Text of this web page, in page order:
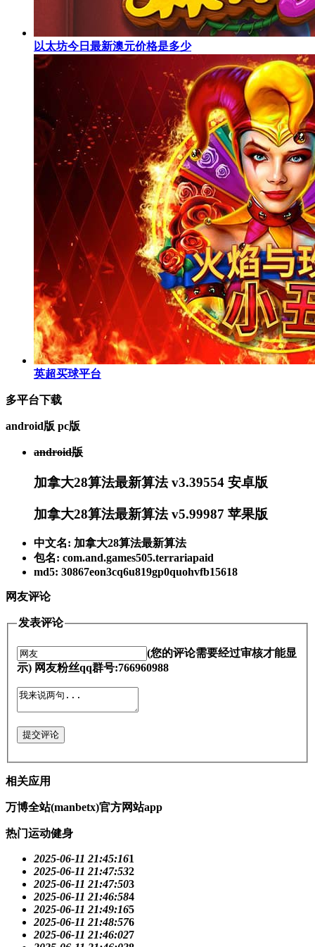
以太坊今日最新澳元价格是多少
英超买球平台
多平台下载
android版 pc版
android版
加拿大28算法最新算法 v3.39554 安卓版
加拿大28算法最新算法 v5.99987 苹果版
中文名: 加拿大28算法最新算法
包名: com.and.games505.terrariapaid
md5: 30867eon3cq6u819gp0quohvfb15618
网友评论
发表评论
(您的评论需要经过审核才能显
示) 网友粉丝qq群号:766960988
提交评论
相关应用
万博全站(manbetx)官方网站app
热门运动健身
2025-06-11 21:45:161
2025-06-11 21:47:532
2025-06-11 21:47:503
2025-06-11 21:46:584
2025-06-11 21:49:165
2025-06-11 21:48:576
2025-06-11 21:46:027